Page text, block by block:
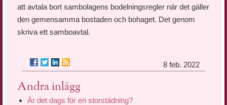
att avtala bort sambolagens bodelningsregler när det gäller
den gemensamma bostaden och bohaget. Det genom
skriva ett samboavtal.
8 feb. 2022
Andra inlägg
Är det dags för en storstädning?